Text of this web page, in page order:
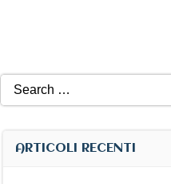
Search
for:
ARTICOLI RECENTI